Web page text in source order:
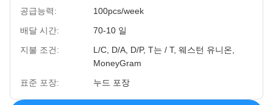
공급능력:
100pcs/week
배달 시간:
70-10 일
지불 조건:
L/C, D/A, D/P, T는 / T, 웨스턴 유니온,
MoneyGram
표준 포장:
누드 포장